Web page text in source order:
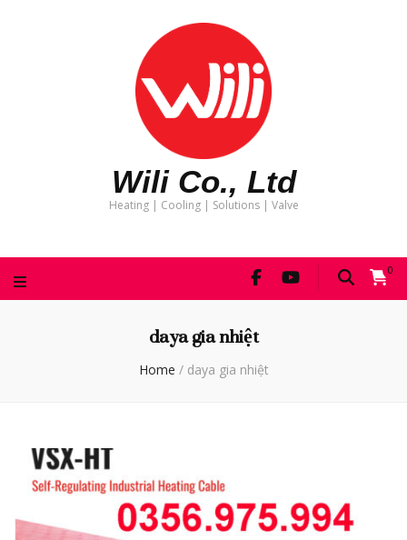
Wili Co., Ltd
Heating | Cooling | Solutions | Valve
0
daya gia nhiệt
Home / daya gia nhiệt